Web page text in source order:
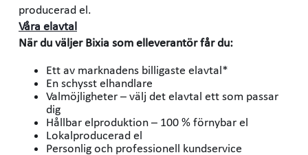
producerad el.
Våra elavtal
När du väljer Bixia som elleverantör får du:
Ett av marknadens billigaste elavtal*
En schysst elhandlare
Valmöjligheter – välj det elavtal ett som passar
dig
Hållbar elproduktion – 100 % förnybar el
Lokalproducerad el
Personlig och professionell kundservice